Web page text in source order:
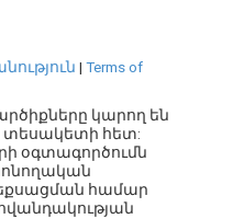
| Terms of
կարող են
տեսակետի հետ:
օգտագործումն
համար